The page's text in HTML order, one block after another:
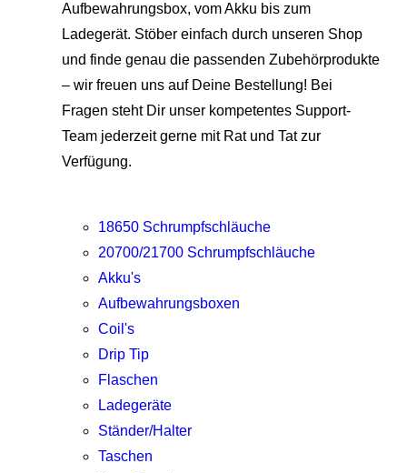
Aufbewahrungsbox, vom Akku bis zum
Ladegerät. Stöber einfach durch unseren Shop
und finde genau die passenden Zubehörprodukte
– wir freuen uns auf Deine Bestellung! Bei
Fragen steht Dir unser kompetentes Support-
Team jederzeit gerne mit Rat und Tat zur
Verfügung.
18650 Schrumpfschläuche
20700/21700 Schrumpfschläuche
Akku's
Aufbewahrungsboxen
Coil's
Drip Tip
Flaschen
Ladegeräte
Ständer/Halter
Taschen